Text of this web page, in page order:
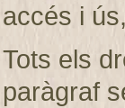
accés i
Tots els
paràgraf